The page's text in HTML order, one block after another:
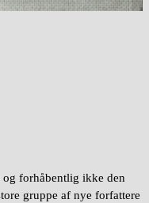
og forhåbentlig ikke den
gruppe af nye forfattere